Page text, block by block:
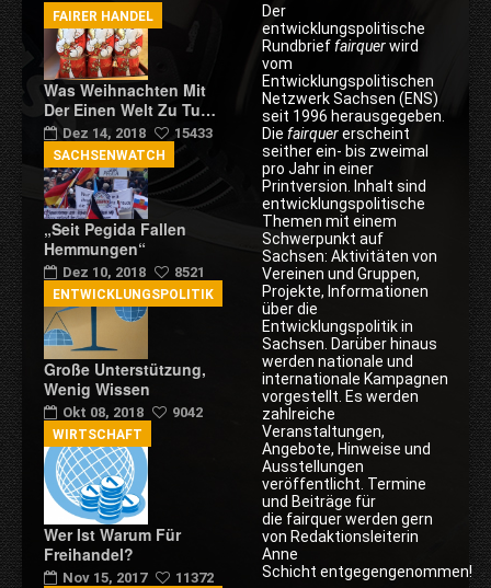
Was Weihnachten Mit
Der Einen Welt Zu Tu…
Dez 14, 2018 15433
FAIRER HANDEL
„Seit Pegida Fallen
Hemmungen“
Dez 10, 2018 8521
SACHSENWATCH
Große Unterstützung,
Wenig Wissen
Okt 08, 2018 9042
ENTWICKLUNGSPOLITIK
Wer Ist Warum Für
Freihandel?
Nov 15, 2017 11372
WIRTSCHAFT
Der
entwicklungspolitische
Rundbrieffairquerwird
vom
Entwicklungspolitischen
Netzwerk Sachsen (ENS)
seit 1996 herausgegeben.
Die fairquererscheint
seither ein- bis zweimal
pro Jahr in einer
Printversion. Inhalt sind
entwicklungspolitische
Themen mit einem
Schwerpunkt auf
Sachsen: Aktivitäten von
Vereinen und Gruppen,
Projekte, Informationen
über die
Entwicklungspolitik in
Sachsen. Darüber hinaus
werden nationale und
internationale Kampagnen
vorgestellt. Es werden
zahlreiche
Veranstaltungen,
Angebote, Hinweise und
Ausstellungen
veröffentlicht. Termine
und Beiträge für
die fairquer werden gern
von Redaktionsleiterin
Anne
Schicht entgegengenommen!